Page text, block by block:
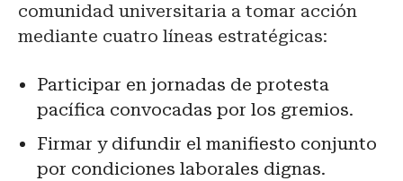
comunidad universitaria a tomar acción
mediante cuatro líneas estratégicas:
Participar en jornadas de protesta
pacífica convocadas por los gremios.
Firmar y difundir el manifiesto conjunto
por condiciones laborales dignas.